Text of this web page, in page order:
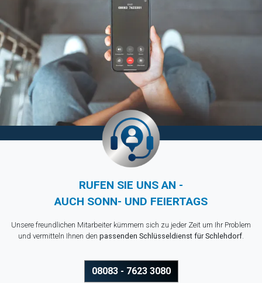
RUFEN SIE UNS AN -
AUCH SONN- UND FEIERTAGS
Unsere freundlichen Mitarbeiter kümmern sich zu jeder Zeit um Ihr Problem
und vermitteln Ihnen den passenden Schlüsseldienst für Schlehdorf.
08083 - 7623 3080